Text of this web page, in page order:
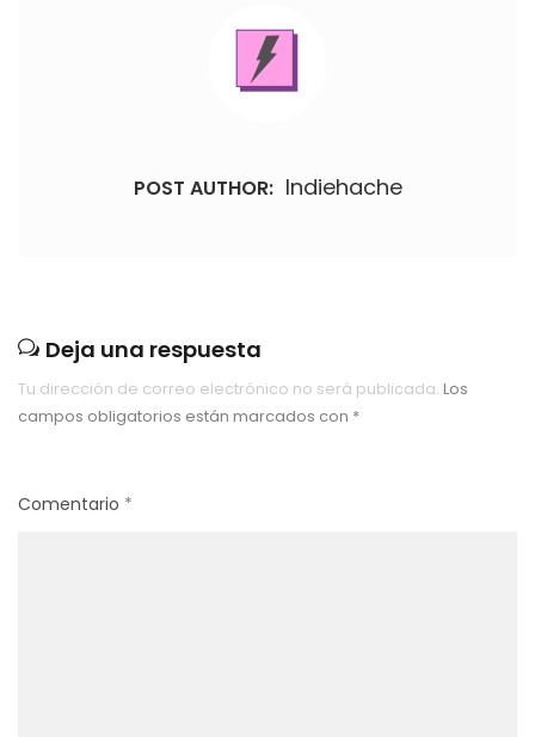
POST AUTHOR: Indiehache
Deja una respuesta
Tu dirección de correo electrónico no será publicada. Los
campos obligatorios están marcados con *
Comentario *